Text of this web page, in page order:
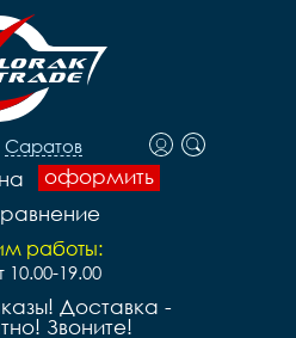
Саратов
оформить
работы:
10.00-19.00
Доставка -
Звоните!